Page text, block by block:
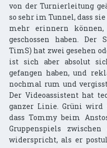
von der Turnierleitung
so sehr im Tunnel, dass
mehr erinnern
geschossen haben. Der
TimS) hat zwei gesehen
ist sich aber absolut
gefangen haben, und
nochmal rum und
Der Videoassistent hat
ganzer Linie. Grüni wird
dass Tommy beim
Gruppenspiels zwischen
widerspricht, als er